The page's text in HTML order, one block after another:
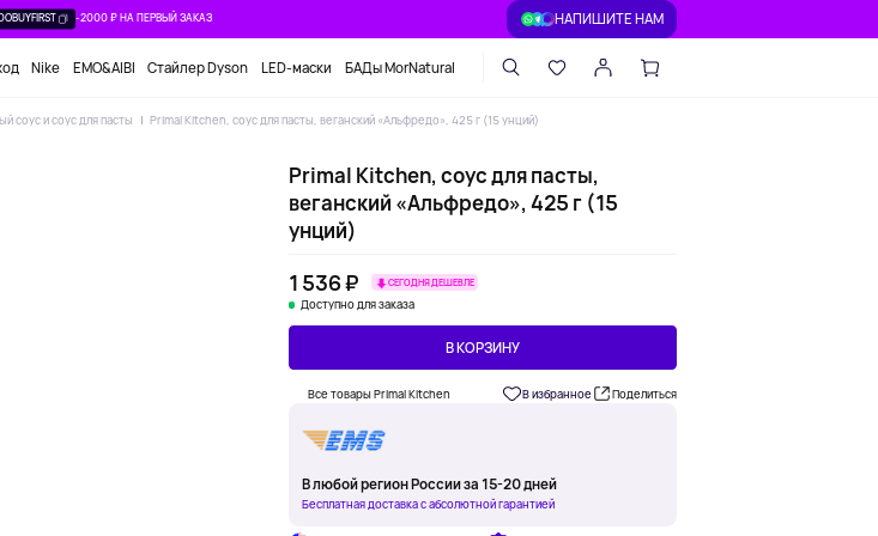
-2000 ₽ НА ПЕРВЫЙ ЗАКАЗ НАПИШИТЕ НАМ
Nike EMO&AIBI Стайлер Dyson LED-маски БАДы MorNatural
соус и соус для пасты Primal Kitchen, соус для пасты, веганский «Альфредо», 425 г (15 унций)
Primal Kitchen, соус для пасты,
веганский «Альфредо», 425 г (15
унций)
1 536 ₽
СЕГОДНЯ ДЕШЕВЛЕ
Доступно для заказа
В КОРЗИНУ
Все товары Primal Kitchen В избранное Поделиться
В любой регион России за 15-20 дней
Бесплатная доставка с абсолютной гарантией